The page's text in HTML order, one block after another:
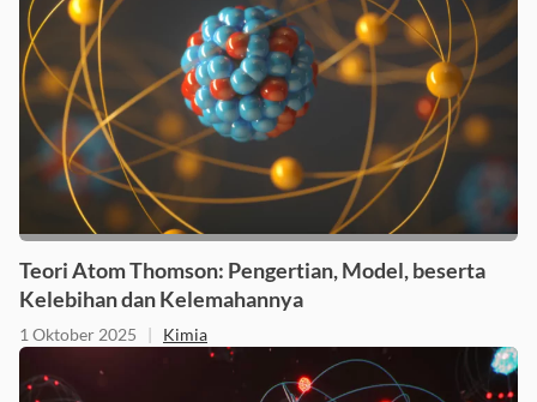
Teori Atom Thomson: Pengertian, Model, beserta
Kelebihan dan Kelemahannya
1 Oktober 2025 | Kimia